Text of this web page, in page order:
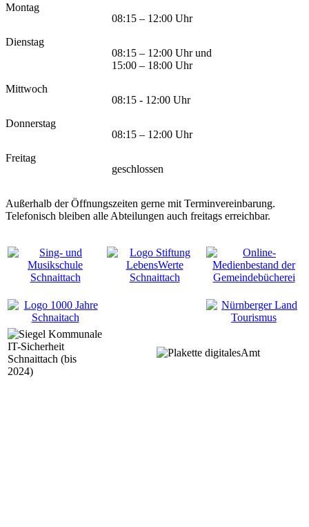
Montag
08:15 – 12:00 Uhr
Dienstag
08:15 – 12:00 Uhr und
15:00 – 18:00 Uhr
Mittwoch
08:15 - 12:00 Uhr
Donnerstag
08:15 – 12:00 Uhr
Freitag
geschlossen
Außerhalb der Öffnungszeiten gerne mit Terminvereinbarung.
Telefonisch bleiben alle Abteilungen auch freitags erreichbar.